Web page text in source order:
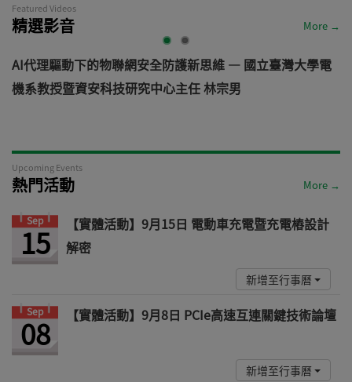
Featured Videos
精選影音 More →
AI代理驅動下的物聯網安全防護新思維 — 國立臺灣大學電
機系教授暨資安科技研究中心主任 林宗男
Upcoming Events
熱門活動 More →
Sep
15
【實體活動】9月15日 電動車充電暨充電樁設計
解密
新增至行事曆
Sep
08 【實體活動】9月8日 PCIe高速互連關鍵技術論壇
新增至行事曆